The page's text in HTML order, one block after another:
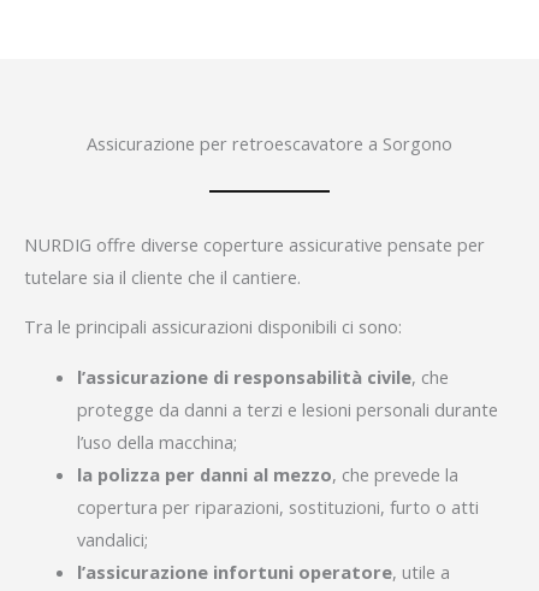
Assicurazione per retroescavatore a Sorgono
NURDIG offre diverse coperture assicurative pensate per
tutelare sia il cliente che il cantiere.
Tra le principali assicurazioni disponibili ci sono:
l’assicurazione di responsabilità civile, che
protegge da danni a terzi e lesioni personali durante
l’uso della macchina;
la polizza per danni al mezzo, che prevede la
copertura per riparazioni, sostituzioni, furto o atti
vandalici;
l’assicurazione infortuni operatore, utile a